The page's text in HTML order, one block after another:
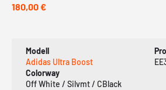
180,00 €
Modell
Adidas Ultra Boost
Colorway
Off White / Silvmt / CBlack